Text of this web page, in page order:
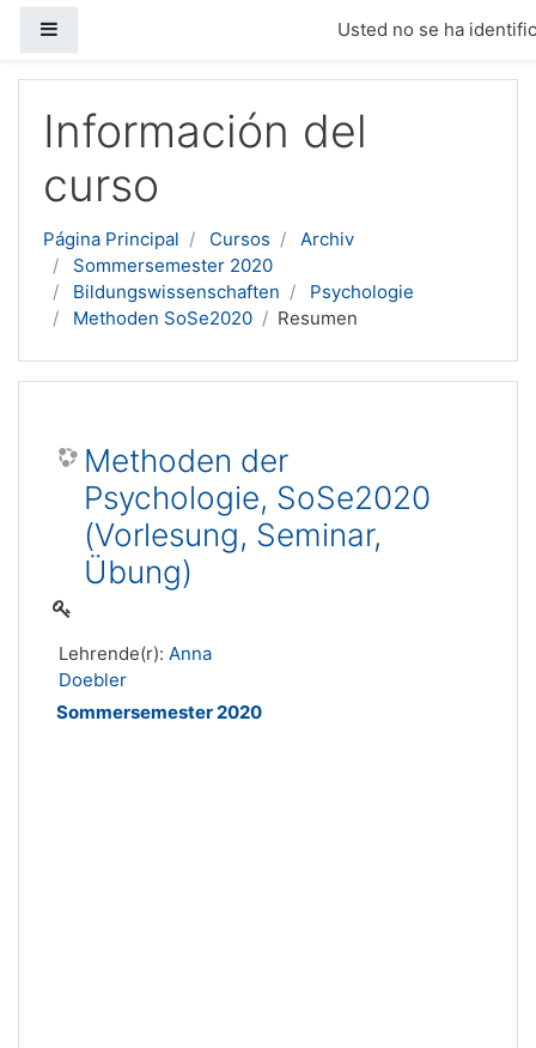
Usted no se ha
Información del
curso
Página Principal Cursos
Archiv
Sommersemester 2020
Bildungswissenschaften
Psychologie
Methoden SoSe2020
Resumen
Methoden der
Psychologie, SoSe2020
(Vorlesung, Seminar,
Übung)
Lehrende(r): Anna
Doebler
Sommersemester 2020